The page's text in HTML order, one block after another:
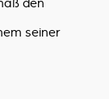
den
seiner